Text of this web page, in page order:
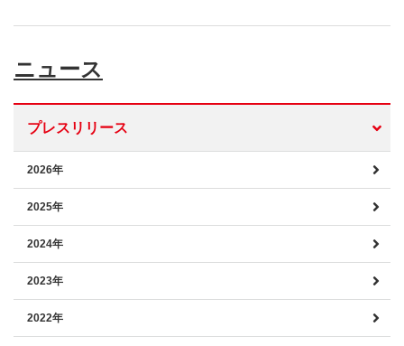
ニュース
プレスリリース
2026年
2025年
2024年
2023年
2022年